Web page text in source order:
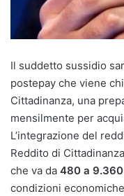
Il suddetto sussidio
postepay che viene
Cittadinanza, una
mensilmente per
L’integrazione del
Reddito di
che va da 480 a 9.360
condizioni